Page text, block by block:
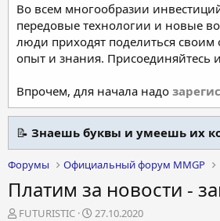
Во всем многообразии
передовые технологии и новые
люди приходят поделиться
опыт и знания. Присоединяйтесь
Впрочем, для начала надо
📝 Знаешь буквы и умеешь их
Форумы Официальный форум MMGP
Платим за новости -
А
FUTURISTIC
Д
27.10.2020